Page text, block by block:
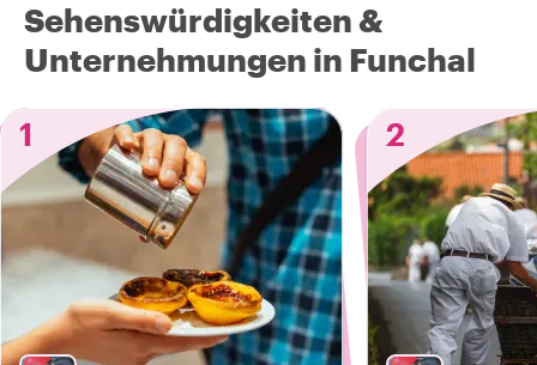
Sehenswürdigkeiten &
Unternehmungen in Funchal
1
2